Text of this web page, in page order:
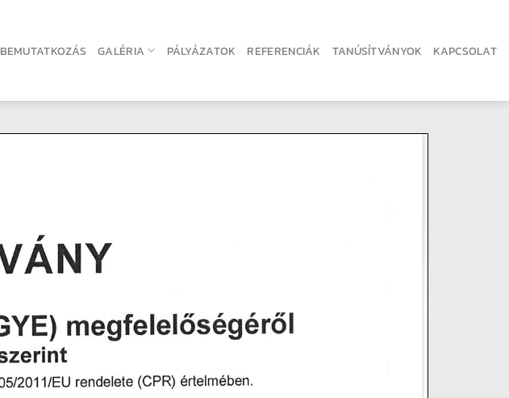
BEMUTATKOZÁS GALÉRIA PÁLYÁZATOK REFERENCIÁK TANÚSÍTVÁNYOK KAPCSOLAT